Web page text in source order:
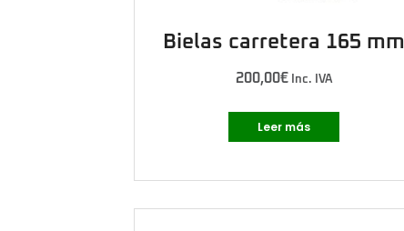
Bielas carretera 165 mm
200,00€ Inc. IVA
Leer más